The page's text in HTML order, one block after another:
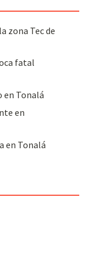
zona Tec de
fatal
en Tonalá
en
en Tonalá